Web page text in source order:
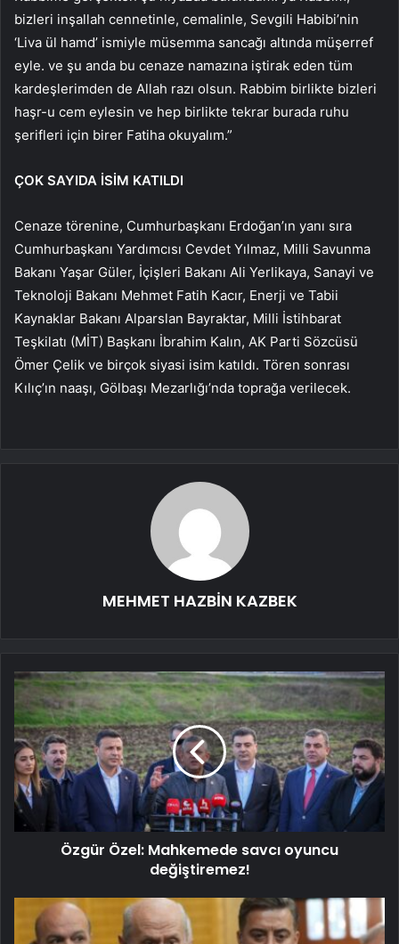
bizleri inşallah cennetinle, cemalinle, Sevgili Habibi’nin
‘Liva ül hamd’ ismiyle müsemma sancağı altında müşerref
eyle. ve şu anda bu cenaze namazına iştirak eden tüm
kardeşlerimden de Allah razı olsun. Rabbim birlikte bizleri
haşr-u cem eylesin ve hep birlikte tekrar burada ruhu
şerifleri için birer Fatiha okuyalım.”
ÇOK SAYIDA İSİM KATILDI
Cenaze törenine, Cumhurbaşkanı Erdoğan’ın yanı sıra
Cumhurbaşkanı Yardımcısı Cevdet Yılmaz, Milli Savunma
Bakanı Yaşar Güler, İçişleri Bakanı Ali Yerlikaya, Sanayi ve
Teknoloji Bakanı Mehmet Fatih Kacır, Enerji ve Tabii
Kaynaklar Bakanı Alparslan Bayraktar, Milli İstihbarat
Teşkilatı (MİT) Başkanı İbrahim Kalın, AK Parti Sözcüsü
Ömer Çelik ve birçok siyasi isim katıldı. Tören sonrası
Kılıç’ın naaşı, Gölbaşı Mezarlığı’nda toprağa verilecek.
MEHMET HAZBİN KAZBEK
Özgür Özel: Mahkemede savcı oyuncu
değiştiremez!